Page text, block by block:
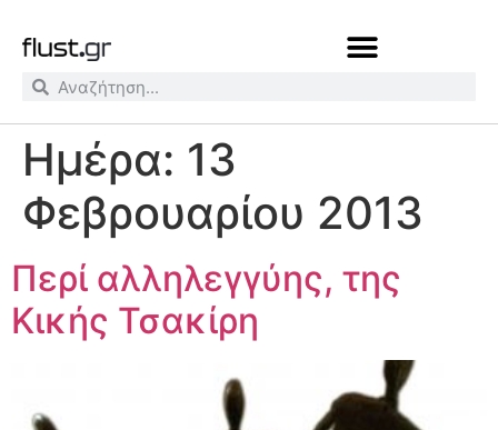
Ημέρα: 13
Φεβρουαρίου 2013
Περί αλληλεγγύης, της
Κικής Τσακίρη